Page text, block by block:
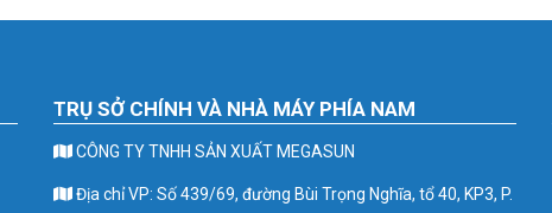
TRỤ SỞ CHÍNH VÀ NHÀ MÁY PHÍA NAM
CÔNG TY TNHH SẢN XUẤT MEGASUN
Địa chỉ VP: Số 439/69, đường Bùi Trọng Nghĩa, tổ 40, KP3, P.